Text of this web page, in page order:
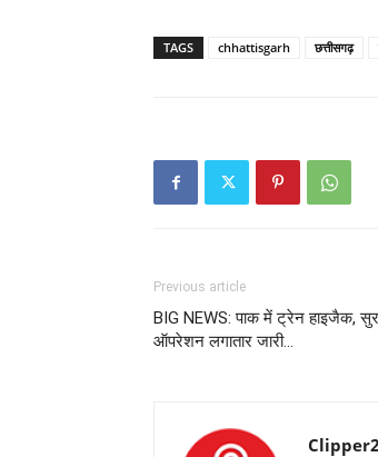
TAGS chhattisgarh छत्तीसगढ़
Previous article
BIG NEWS: पाक में ट्रेन हाइजैक,
ऑपरेशन लगातार जारी…